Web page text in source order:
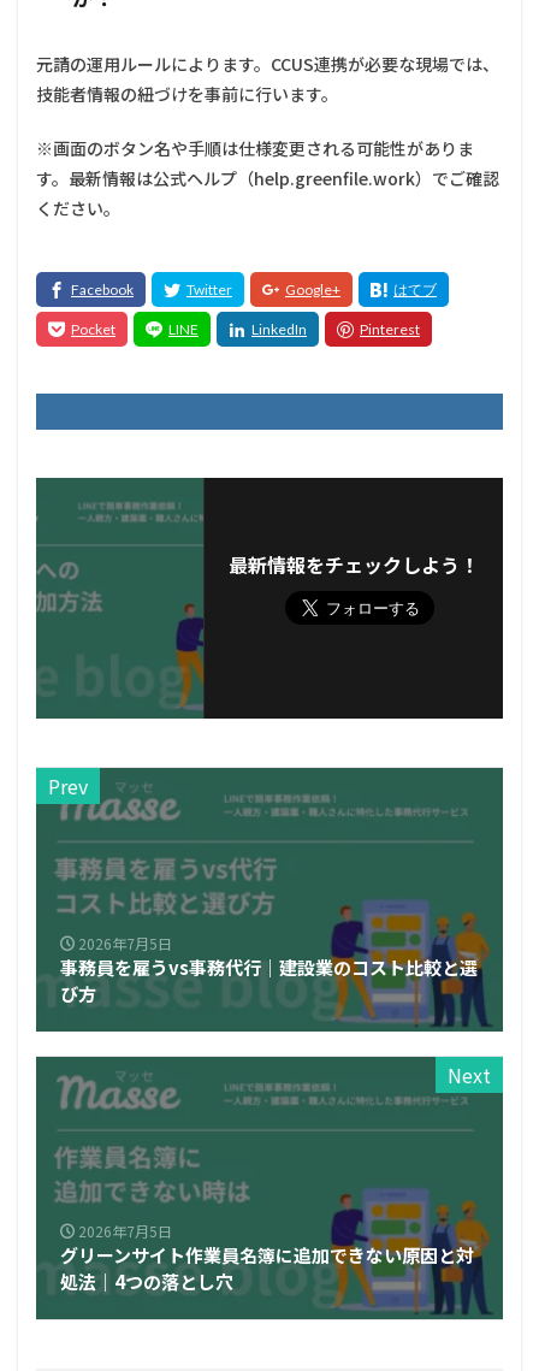
元請の運用ルールによります。CCUS連携が必要な現場では、
技能者情報の紐づけを事前に行います。
※画面のボタン名や手順は仕様変更される可能性がありま
す。最新情報は公式ヘルプ（help.greenfile.work）でご確認
ください。
最新情報をチェックしよう！
Prev
2026年7月5日
事務員を雇うvs事務代行｜建設業のコスト比較と選
び方
Next
2026年7月5日
グリーンサイト作業員名簿に追加できない原因と対
処法｜4つの落とし穴